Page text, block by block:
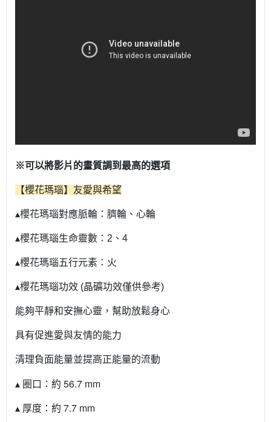
※可以將影片的畫質調到最高的選項
【櫻花瑪瑙】友愛與希望
▴櫻花瑪瑙對應脈輪：臍輪、心輪
▴櫻花瑪瑙生命靈數：2、4
▴櫻花瑪瑙五行元素：火
▴櫻花瑪瑙功效 (晶礦功效僅供參考)
能夠平靜和安撫心靈，幫助放鬆身心
具有促進愛與友情的能力
清理負面能量並提高正能量的流動
▴ 圈口：約 56.7 mm
▴ 厚度：約 7.7 mm